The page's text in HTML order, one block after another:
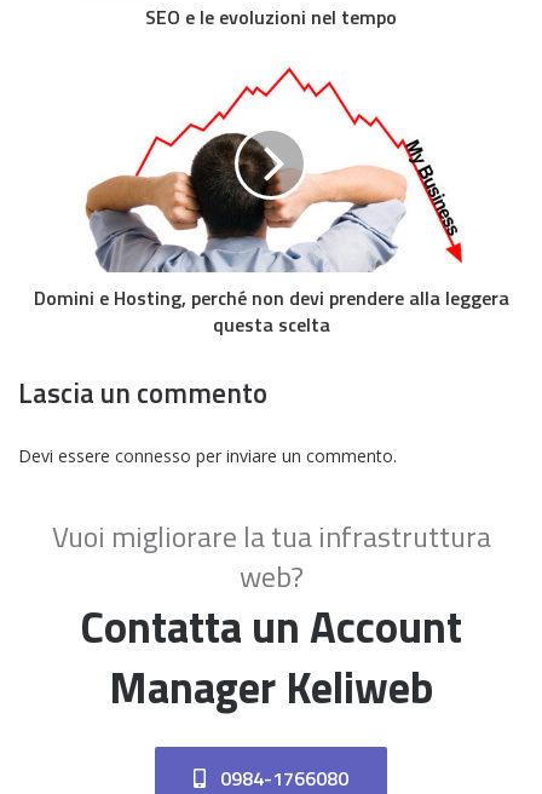
SEO e le evoluzioni nel tempo
Domini e Hosting, perché non devi prendere alla leggera
questa scelta
Lascia un commento
Devi essere connesso per inviare un commento.
Vuoi migliorare la tua infrastruttura
web?
Contatta un Account
Manager Keliweb
0984-1766080